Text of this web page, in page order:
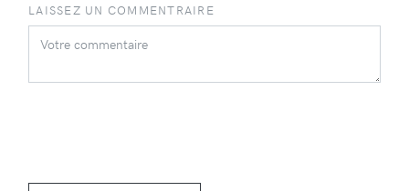
LAISSEZ UN COMMENTRAIRE